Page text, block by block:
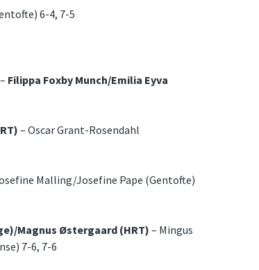
6-4, 7-5
Filippa Foxby Munch/Emilia Eyva
– Oscar Grant-Rosendahl
Malling/Josefine Pape (Gentofte)
Magnus Østergaard (HRT) – Mingus
7-6, 7-6